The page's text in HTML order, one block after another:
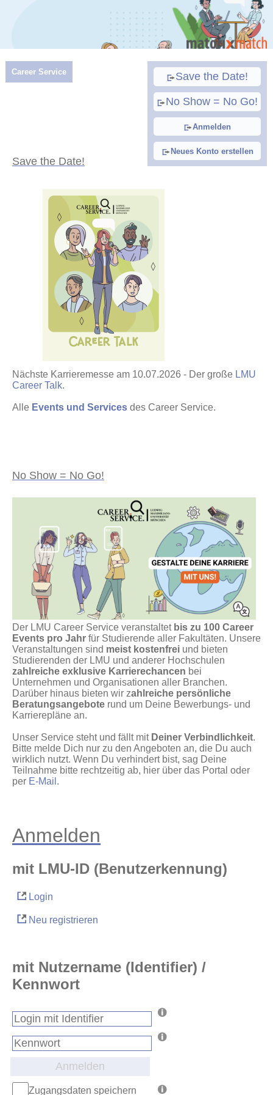
Save the Date!
No Show = No Go!
Anmelden
Neues Konto erstellen
Career Service
Save the Date!
Nächste Karrieremesse am 10.07.2026 - Der große LMU
Career Talk.
Alle Events und Services des Career Service.
No Show = No Go!
Der LMU Career Service veranstaltet bis zu 100 Career
Events pro Jahr für Studierende aller Fakultäten. Unsere
Veranstaltungen sind meist kostenfrei und bieten
Studierenden der LMU und anderer Hochschulen
zahlreiche exklusive Karrierechancen bei
Unternehmen und Organisationen aller Branchen.
Darüber hinaus bieten wir zahlreiche persönliche
Beratungsangebote rund um Deine Bewerbungs- und
Karrierepläne an.
Unser Service steht und fällt mit Deiner Verbindlichkeit.
Bitte melde Dich nur zu den Angeboten an, die Du auch
wirklich nutzt. Wenn Du verhindert bist, sag Deine
Teilnahme bitte rechtzeitig ab, hier über das Portal oder
per E-Mail .
Anmelden
mit LMU-ID (Benutzerkennung)
Login
Neu registrieren
mit Nutzername (Identifier) /
Kennwort
Anmelden
Zugangsdaten speichern